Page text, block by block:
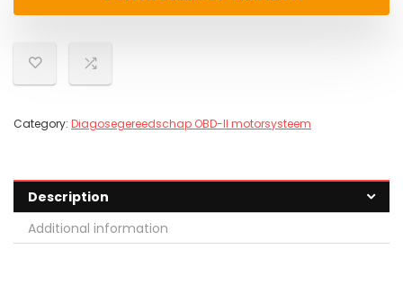
Category: Diagosegereedschap OBD-II motorsysteem
Description
Additional information